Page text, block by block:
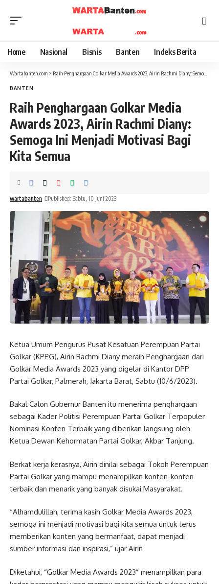
Home Nasional Bisnis Banten Indeks Berita
Wartabanten.com > Raih Penghargaan Golkar Media Awards 2023, Airin Rachmi Diany: Semoga Ini Menjadi Motivasi Bagi Kita Semua
BANTEN
Raih Penghargaan Golkar Media
Awards 2023, Airin Rachmi Diany:
Semoga Ini Menjadi Motivasi Bagi
Kita Semua
wartabanten Published: Sabtu, 10 Juni 2023
Ketua Umum Pengurus Pusat Kesatuan Perempuan Partai
Golkar (KPPG), Airin Rachmi Diany meraih Penghargaan dari
Golkar Media Awards 2023 yang digelar di Kantor DPP
Partai Golkar, Palmerah, Jakarta Barat, Sabtu (10/6/2023).
Bakal Calon Gubernur Banten itu menerima penghargaan
sebagai Kader Politisi Perempuan Partai Golkar Terpopuler
Nominasi Konten Terbaik yang diberikan langsung oleh
Ketua Dewan Kehormatan Partai Golkar, Akbar Tanjung.
Berkat kerja kerasnya, Airin dinilai sebagai Tokoh Perempuan
Partai Golkar yang mampu menampilkan konten-konten
terbaik dan menarik yang banyak disukai Masyarakat.
“Alhamdulillah, terima kasih Golkar Media Awards 2023,
semoga ini menjadi motivasi bagi kita semua untuk terus
memberikan konten yang bermanfaat, dapat menjadi
sumber informasi dan inspirasi,” ujar Airin
Diketahui, “Golkar Media Awards 2023” menampilkan para